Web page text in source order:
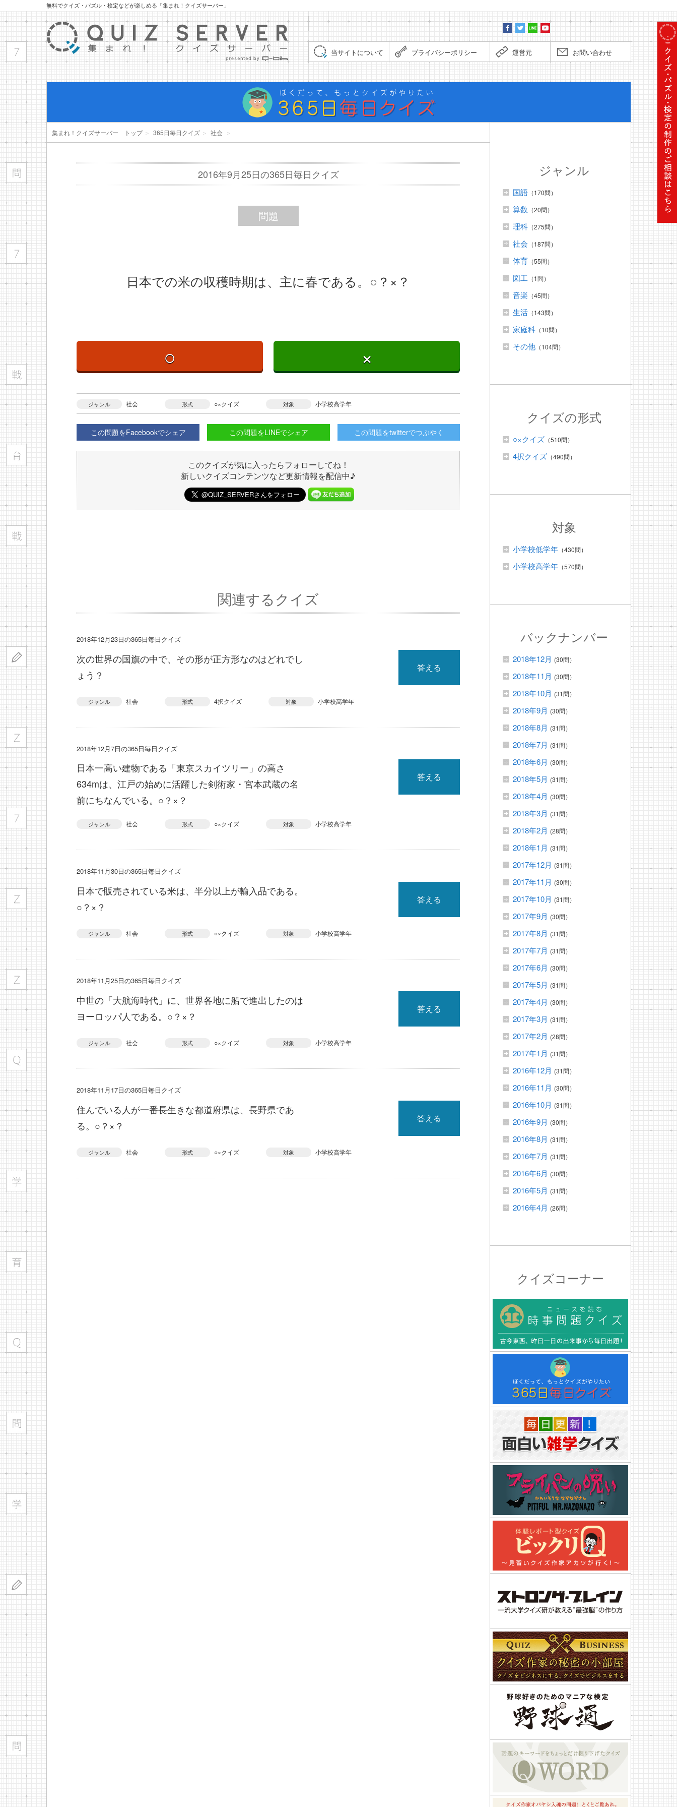
無料でクイズ・パズル・検定などが楽しめる「集まれ！クイズサーバー」
当サイトについて プライバシーポリシー 運営元 お問い合わせ
ぼくだ
集まれ！クイズサーバー トップ＞ 365日毎日クイズ ＞ 社会 ＞
2016年9月25日の365日毎日クイズ
問題
日本での米の収穫時期は、主に春である。○？×？
○ ×
ジャンル 社会 形式 ○×クイズ 対象 小学校高学年
この問題をFacebookでシェア この問題をLINEでシェア この問題をtwitterでつぶやく
このクイズが気に入ったらフォローしてね！
新しいクイズコンテンツなど更新情報を配信中♪
関連するクイズ
2018年12月23日の365日毎日クイズ
次の世界の国旗の中で、その形が正方形なのはどれでし
ょう？
答える
ジャンル 社会 形式 4択クイズ 対象 小学校高学年
2018年12月7日の365日毎日クイズ
日本一高い建物である「東京スカイツリー」の高さ
634mは、江戸の始めに活躍した剣術家・宮本武蔵の名
前にちなんでいる。○？×？
答える
ジャンル 社会 形式 ○×クイズ 対象 小学校高学年
2018年11月30日の365日毎日クイズ
日本で販売されている米は、半分以上が輸入品である。
○？×？
答える
ジャンル 社会 形式 ○×クイズ 対象 小学校高学年
2018年11月25日の365日毎日クイズ
中世の「大航海時代」に、世界各地に船で進出したのは
ヨーロッパ人である。○？×？
答える
ジャンル 社会 形式 ○×クイズ 対象 小学校高学年
2018年11月17日の365日毎日クイズ
住んでいる人が一番長生きな都道府県は、長野県であ
る。○？×？
答える
ジャンル 社会 形式 ○×クイズ 対象 小学校高学年
ジャンル
国語 （170問）
算数 （20問）
理科 （275問）
社会 （187問）
体育 （55問）
図工 （1問）
音楽 （45問）
生活 （143問）
家庭科 （10問）
その他 （104問）
クイズの形式
○×クイズ （510問）
4択クイズ （490問）
対象
小学校低学年 （430問）
小学校高学年 （570問）
バックナンバー
2018年12月 (30問）
2018年11月 (30問）
2018年10月 (31問）
2018年9月 (30問）
2018年8月 (31問）
2018年7月 (31問）
2018年6月 (30問）
2018年5月 (31問）
2018年4月 (30問）
2018年3月 (31問）
2018年2月 (28問）
2018年1月 (31問）
2017年12月 (31問）
2017年11月 (30問）
2017年10月 (31問）
2017年9月 (30問）
2017年8月 (31問）
2017年7月 (31問）
2017年6月 (30問）
2017年5月 (31問）
2017年4月 (30問）
2017年3月 (31問）
2017年2月 (28問）
2017年1月 (31問）
2016年12月 (31問）
2016年11月 (30問）
2016年10月 (31問）
2016年9月 (30問）
2016年8月 (31問）
2016年7月 (31問）
2016年6月 (30問）
2016年5月 (31問）
2016年4月 (26問）
クイズコーナー